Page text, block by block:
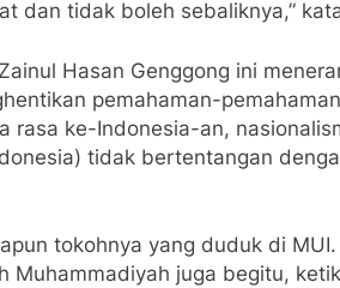
dan tidak boleh sebaliknya,”
Hasan Genggong ini
pemahaman-
rasa ke-Indonesia-an,
tidak bertentangan
tokohnya yang duduk di
Muhammadiyah juga begitu,